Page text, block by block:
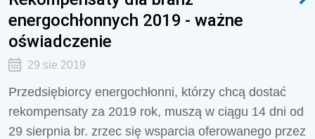
energochłonnych 2019 - ważne
oświadczenie
29 sie 2019
Przedsiębiorcy energochłonni, którzy chcą dostać
rekompensaty za 2019 rok, muszą w ciągu 14 dni od
29 sierpnia br. zrzec się wsparcia oferowanego przez